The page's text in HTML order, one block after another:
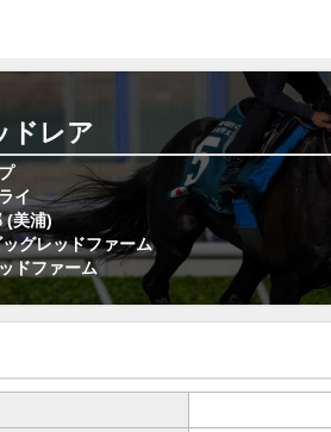
ドレア
イ
(美浦)
グレッドファーム
ドファーム